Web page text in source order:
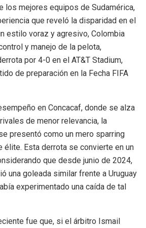
los mejores equipos de Sudamérica,
que reveló la disparidad en el
estilo voraz y agresivo, Colombia
y manejo de la pelota,
por 4-0 en el AT&T Stadium,
de preparación en la Fecha FIFA
en Concacaf, donde se alza
de menor relevancia, la
presentó como un mero sparring
élite. Esta derrota se convierte en un
que desde junio de 2024,
una goleada similar frente a Uruguay
experimentado una caída de tal
fue que, si el árbitro Ismail